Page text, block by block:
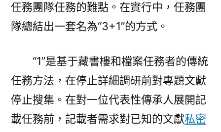
任務團隊任務的難點。在實行中，任務團
隊總結出一套名為“3+1”的方式。
“1”是基于藏書樓和檔案任務者的傳統
任務方法，在停止詳細調研前對專題文獻
停止搜集。在對一位代表性傳承人展開記
載任務前，記載者需求對已知的文獻私密